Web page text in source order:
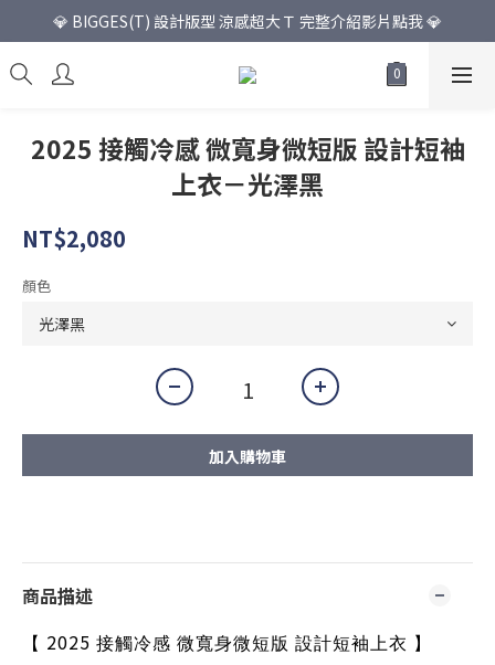
💎 BIGGES(T) 設計版型 涼感超大Ｔ 完整介紹影片點我 💎
2025 接觸冷感 微寬身微短版 設計短袖
上衣－光澤黑
NT$2,080
顏色
加入購物車
商品描述
【 2025 接觸冷感 微寬身微短版 設計短袖上衣 】